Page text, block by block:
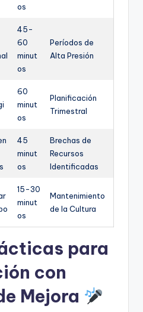
os
45-
60
minut
os
Períodos de
Alta Presión
60
minut
os
Planificación
Trimestral
45
minut
os
Brechas de
Recursos
Identificadas
15-30
minut
os
Mantenimiento
de la Cultura
para
con
Mejora